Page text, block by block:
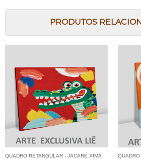
PRODUTOS
QUADRO RETANGULAR - JACARÉ XIMA